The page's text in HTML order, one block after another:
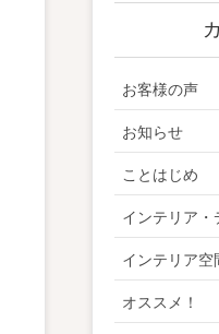
お客様の声
お知らせ
ことはじめ
インテリア・
インテリア空
オススメ！